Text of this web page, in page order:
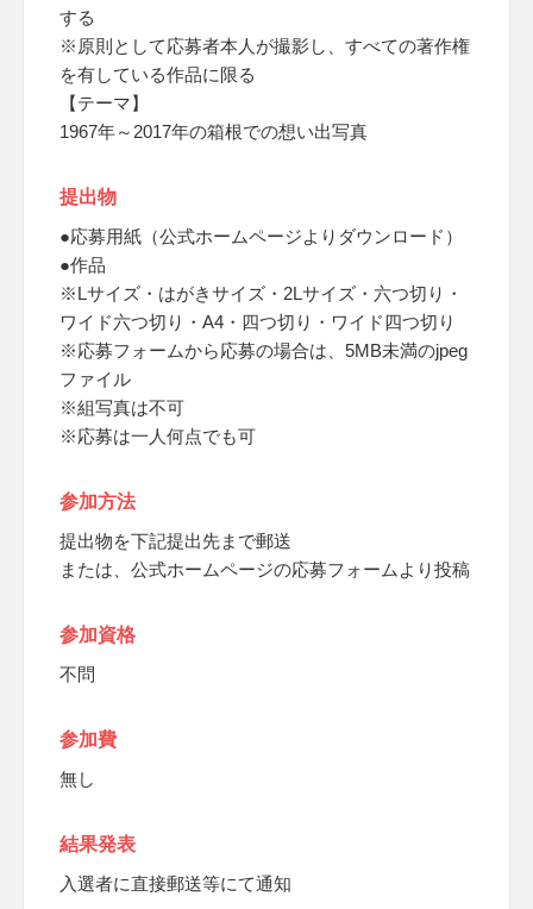
する
※原則として応募者本人が撮影し、すべての著作権
を有している作品に限る
【テーマ】
1967年～2017年の箱根での想い出写真
提出物
●応募用紙（公式ホームページよりダウンロード）
●作品
※Lサイズ・はがきサイズ・2Lサイズ・六つ切り・
ワイド六つ切り・A4・四つ切り・ワイド四つ切り
※応募フォームから応募の場合は、5MB未満のjpeg
ファイル
※組写真は不可
※応募は一人何点でも可
参加方法
提出物を下記提出先まで郵送
または、公式ホームページの応募フォームより投稿
参加資格
不問
参加費
無し
結果発表
入選者に直接郵送等にて通知